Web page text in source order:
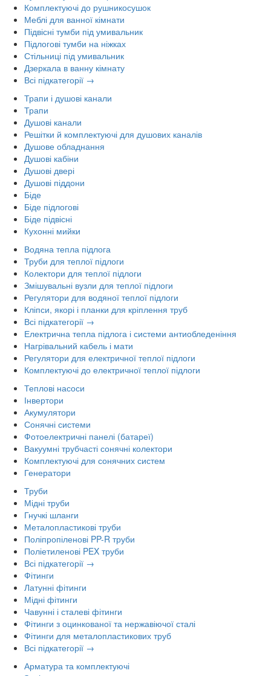
Комплектуючі до рушникосушок
Меблі для ванної кімнати
Підвісні тумби під умивальник
Підлогові тумби на ніжках
Стільниці під умивальник
Дзеркала в ванну кімнату
Всі підкатегорії →
Трапи і душові канали
Трапи
Душові канали
Решітки й комплектуючі для душових каналів
Душове обладнання
Душові кабіни
Душові двері
Душові піддони
Біде
Біде підлогові
Біде підвісні
Кухонні мийки
Водяна тепла підлога
Труби для теплої підлоги
Колектори для теплої підлоги
Змішувальні вузли для теплої підлоги
Регулятори для водяної теплої підлоги
Кліпси, якорі і планки для кріплення труб
Всі підкатегорії →
Електрична тепла підлога і системи антиобледеніння
Нагрівальний кабель і мати
Регулятори для електричної теплої підлоги
Комплектуючі до електричної теплої підлоги
Теплові насоси
Інвертори
Акумулятори
Сонячні системи
Фотоелектричні панелі (батареї)
Вакуумні трубчасті сонячні колектори
Комплектуючі для сонячних систем
Генератори
Труби
Мідні труби
Гнучкі шланги
Металопластикові труби
Поліпропіленові PP-R труби
Поліетиленові PEX труби
Всі підкатегорії →
Фітинги
Латунні фітинги
Мідні фітинги
Чавунні і сталеві фітинги
Фітинги з оцинкованої та нержавіючої сталі
Фітинги для металопластикових труб
Всі підкатегорії →
Арматура та комплектуючі